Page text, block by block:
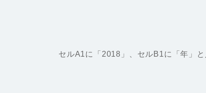
セルA1に「2018」、セルB1に「年」